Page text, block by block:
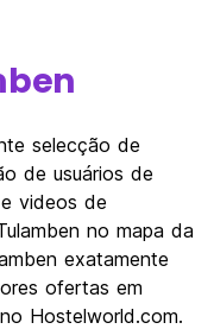
selecção de
de usuários de
videos de
no mapa da
exatamente
ofertas em
Hostelworld.com.